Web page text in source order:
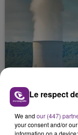
LA CENTRALE
TOUJOURS À
Cela fait déjà
nucléaire
Le respect
We and our (447)
your consent and/or
information on a